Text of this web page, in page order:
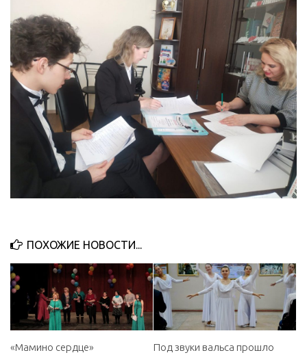
ПОХОЖИЕ НОВОСТИ...
«Мамино сердце»
Под звуки вальса прошло